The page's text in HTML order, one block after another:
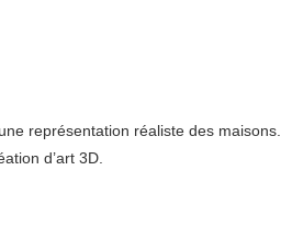
représentation réaliste des maisons.
d’art 3D.